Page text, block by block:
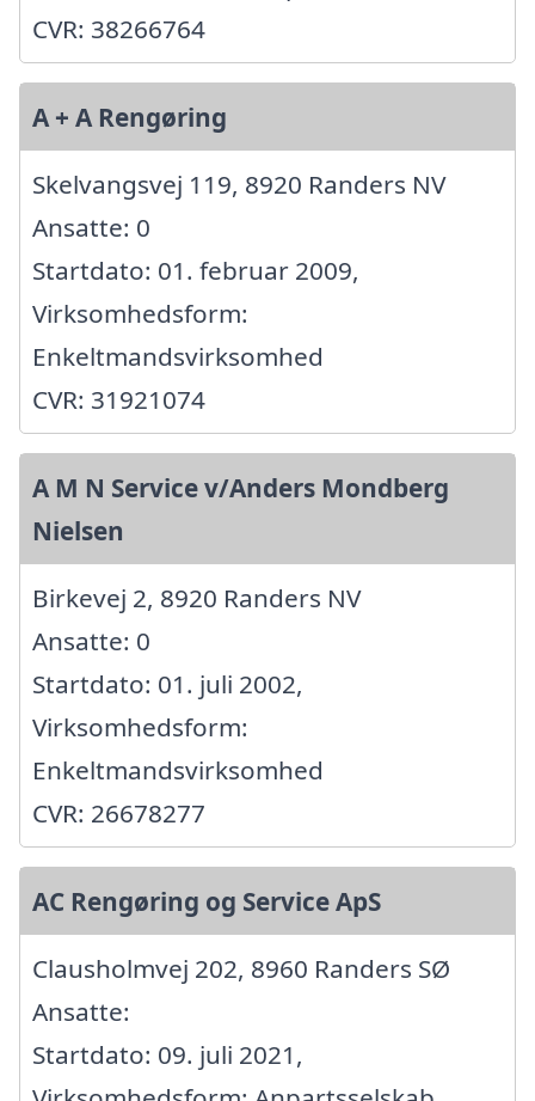
CVR: 38266764
A + A Rengøring
Skelvangsvej 119, 8920 Randers NV
Ansatte: 0
Startdato: 01. februar 2009,
Virksomhedsform:
Enkeltmandsvirksomhed
CVR: 31921074
A M N Service v/Anders Mondberg
Nielsen
Birkevej 2, 8920 Randers NV
Ansatte: 0
Startdato: 01. juli 2002,
Virksomhedsform:
Enkeltmandsvirksomhed
CVR: 26678277
AC Rengøring og Service ApS
Clausholmvej 202, 8960 Randers SØ
Ansatte:
Startdato: 09. juli 2021,